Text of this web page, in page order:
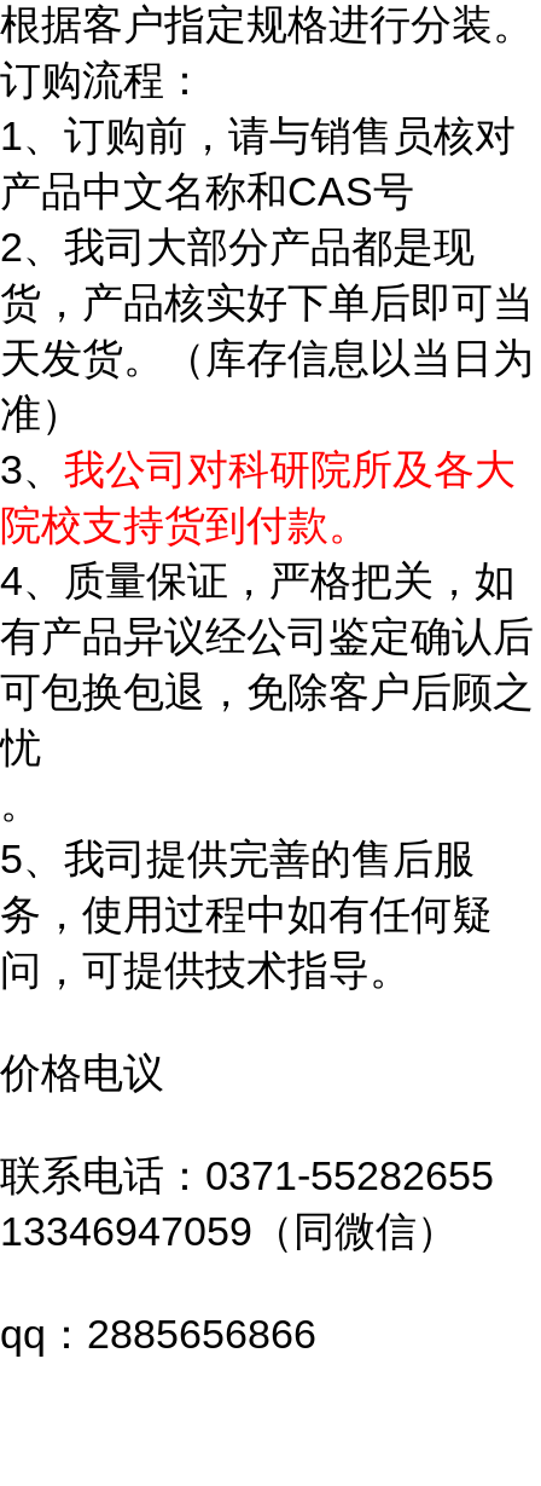
根据客户指定规格进行分装。
订购流程：
1、订购前，请与销售员核对
产品中文名称和CAS号
2、我司大部分产品都是现
货，产品核实好下单后即可当
天发货。（库存信息以当日为
准）
3、 我公司对科研院所及各大
院校支持货到付款。
4、质量保证，严格把关，如
有产品异议经公司鉴定确认后
可包换包退，免除客户后顾之
忧
。
5、我司提供完善的售后服
务，使用过程中如有任何疑
问，可提供技术指导。
价格电议
联系电话：0371-55282655
13346947059（同微信）
qq：2885656866